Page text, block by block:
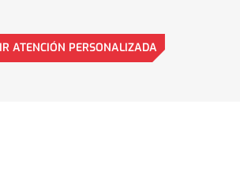
ATENCIÓN PERSONALIZADA